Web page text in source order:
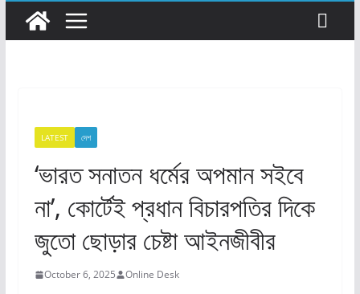
LATEST দেশ
‘ভারত সনাতন ধর্মের অপমান সইবে
না’, কোর্টেই প্রধান বিচারপতির দিকে
জুতো ছোড়ার চেষ্টা আইনজীবীর
October 6, 2025 Online Desk